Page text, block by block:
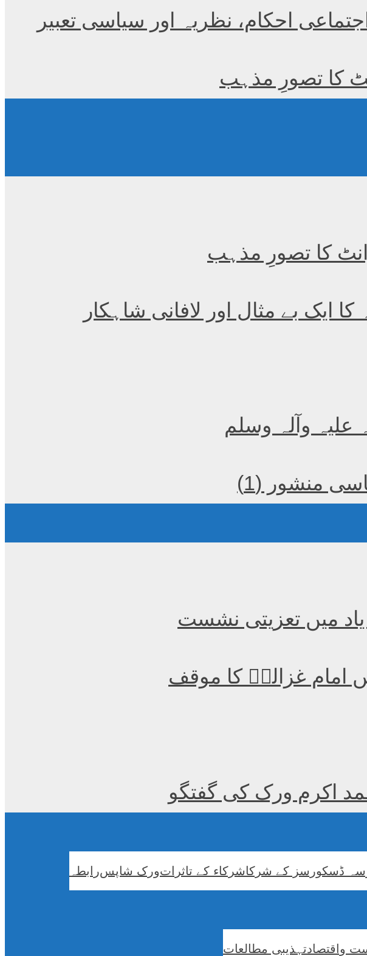
اجتماعی احکام، نظریہ اور سیاسی تعبیر
کا تصورِ مذہب
کا تصورِ مذہب
ایک بے مثال اور لافانی شاہکار
علیہ وآلہ وسلم
منشور (1)
یاد میں تعزیتی نشست
امام غزالیؒ کا موقف
اکرم ورک کی گفتگو
ڈسکورسز کے شرکاشرکاء کے تاثراتورک شاپسرابطہ
واقتصادتہذیبی مطالعات